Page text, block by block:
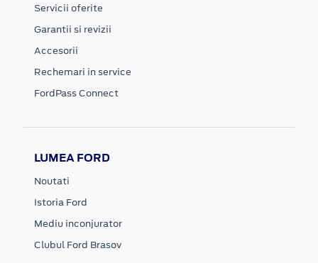
Servicii oferite
Garantii si revizii
Accesorii
Rechemari in service
FordPass Connect
LUMEA FORD
Noutati
Istoria Ford
Mediu inconjurator
Clubul Ford Brasov